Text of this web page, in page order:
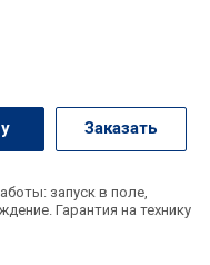
Заказать
запуск в поле,
Гарантия на технику